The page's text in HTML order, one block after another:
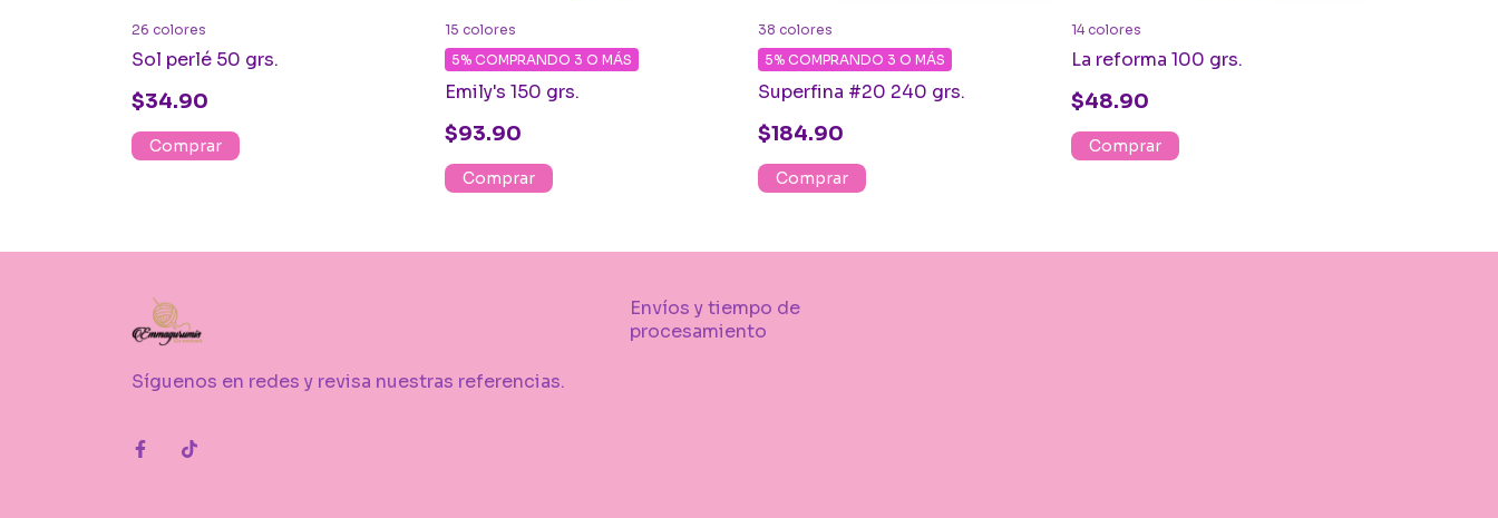
Sol perlé 50 grs.
$34.90
26 colores
Comprar
Emily's 150 grs.
$93.90
5% COMPRANDO 3 O MÁS
15 colores
Comprar
Superfina #20 240 grs.
$184.90
5% COMPRANDO 3 O MÁS
38 colores
Comprar
La reforma 100 grs.
$48.90
14 colores
Comprar
Síguenos en redes y revisa nuestras referencias.
Envíos y tiempo de
procesamiento